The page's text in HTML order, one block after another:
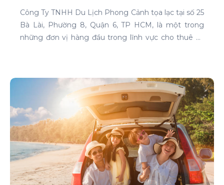
Công Ty TNHH Du Lịch Phong Cảnh tọa lạc tại số 25
Bà Lài, Phường 8, Quận 6, TP HCM, là một trong
những đơn vị hàng đầu trong lĩnh vực cho thuê xe